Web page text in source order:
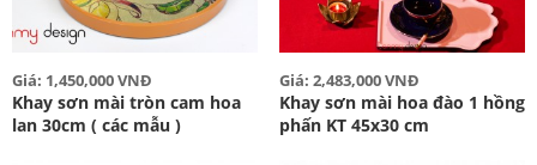
Giá: 1,450,000 VNĐ
Khay sơn mài tròn cam hoa
lan 30cm ( các mẫu )
Giá: 2,483,000 VNĐ
Khay sơn mài hoa đào 1 hồng
phấn KT 45x30 cm